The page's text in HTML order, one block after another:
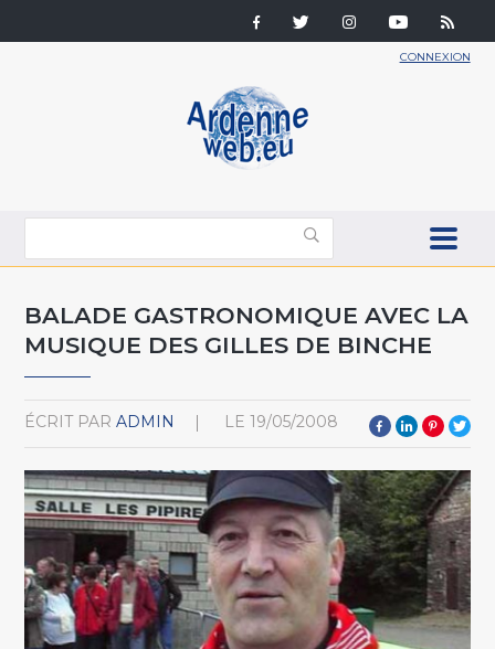
CONNEXION
BALADE GASTRONOMIQUE AVEC LA
MUSIQUE DES GILLES DE BINCHE
ÉCRIT PAR ADMIN LE 19/05/2008